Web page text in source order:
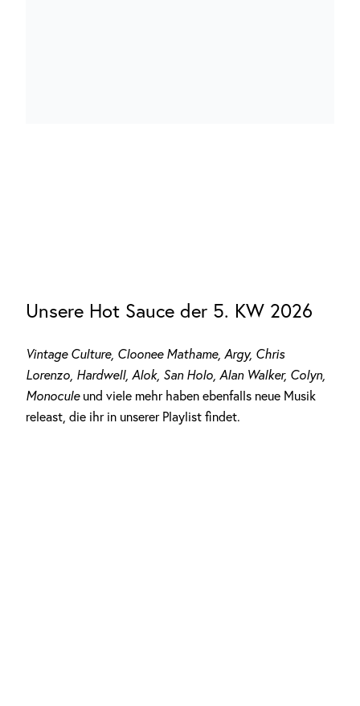
Unsere Hot Sauce der 5. KW 2026
Vintage Culture, Cloonee Mathame, Argy, Chris
Lorenzo, Hardwell, Alok, San Holo, Alan Walker, Colyn,
Monocule und viele mehr haben ebenfalls neue Musik
releast, die ihr in unserer Playlist findet.